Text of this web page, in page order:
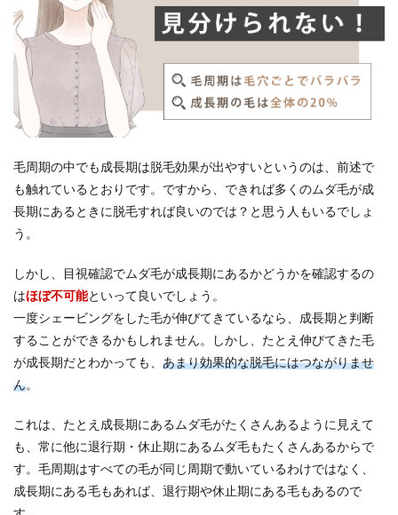
毛周期の中でも成長期は脱毛効果が出やすいというのは、前述で
も触れているとおりです。ですから、できれば多くのムダ毛が成
長期にあるときに脱毛すれば良いのでは？と思う人もいるでしょ
う。
しかし、目視確認でムダ毛が成長期にあるかどうかを確認するの
はほぼ不可能といって良いでしょう。
一度シェービングをした毛が伸びてきているなら、成長期と判断
することができるかもしれません。しかし、たとえ伸びてきた毛
が成長期だとわかっても、 あまり効果的な脱毛にはつながりませ
ん。
これは、たとえ成長期にあるムダ毛がたくさんあるように見えて
も、常に他に退行期・休止期にあるムダ毛もたくさんあるからで
す。毛周期はすべての毛が同じ周期で動いているわけではなく、
成長期にある毛もあれば、退行期や休止期にある毛もあるので